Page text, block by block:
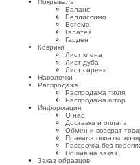
Покрывала
Баланс
Беллиссимо
Богема
Галатея
Гарден
Коврики
Лист клена
Лист дуба
Лист сирени
Наволочки
Распродажа
Распродажа тюля
Распродажа штор
Информация
О нас
Доставка и оплата
Обмен и возврат
Правила оплаты,
Рассрочка без
Пошив на заказ
Заказ образцов